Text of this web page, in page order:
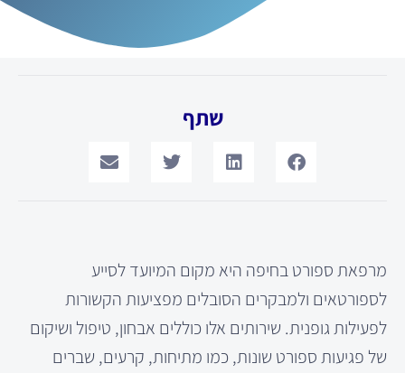
שתף
מרפאת ספורט בחיפה היא מקום המיועד לסייע
לספורטאים ולמבקרים הסובלים מפציעות הקשורות
לפעילות גופנית. שירותים אלו כוללים אבחון, טיפול ושיקום
של פגיעות ספורט שונות, כמו מתיחות, קרעים, שברים